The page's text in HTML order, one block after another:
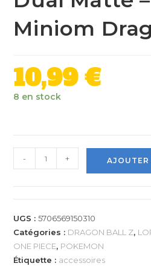
Miniom
10,99€
8 en stock
- + AJOUTER
UGS :5706569150310
Catégories : DRAGON BALL Z,
ONE PIECE, POKEMON
Étiquette : accessoires